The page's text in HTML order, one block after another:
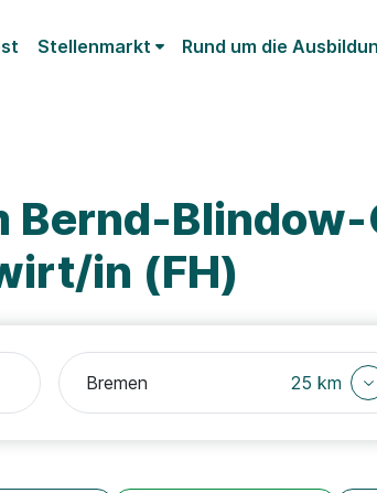
Stellenmarkt Rund um die
Bernd-
in (FH)
25 km